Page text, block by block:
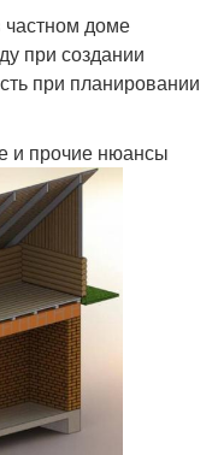
частном доме
при создании
при планировании
и прочие нюансы